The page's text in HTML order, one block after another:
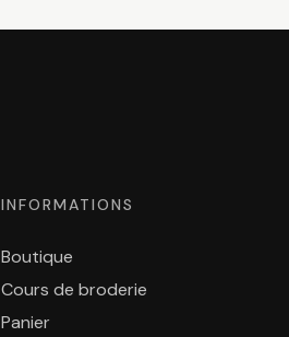
INFORMATIONS
Boutique
Cours de broderie
Panier